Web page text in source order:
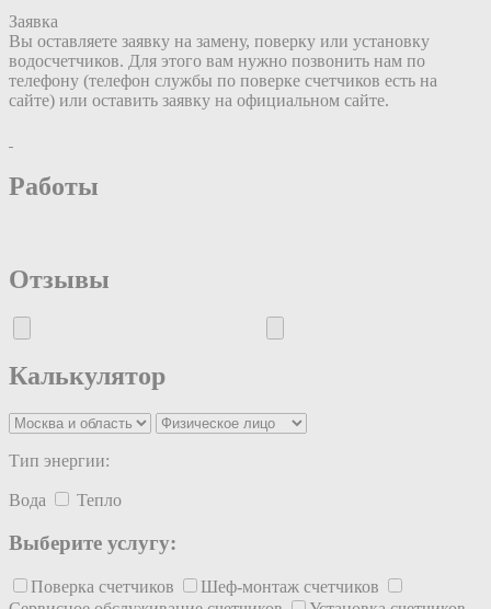
Заявка
Вы оставляете заявку на замену, поверку или установку
водосчетчиков. Для этого вам нужно позвонить нам по
телефону (телефон службы по поверке счетчиков есть на
сайте) или оставить заявку на официальном сайте.
Работы
Отзывы
Калькулятор
Тип энергии:
Вода Тепло
Выберите услугу:
Поверка счетчиков
Шеф-монтаж счетчиков